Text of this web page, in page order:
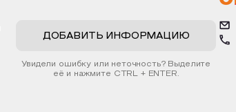
ДОБАВИТЬ ИНФОРМАЦИЮ
Увидели ошибку или неточность? Выделите
её и нажмите CTRL + ENTER.